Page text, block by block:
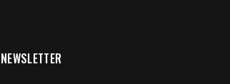
NEWSLETTER